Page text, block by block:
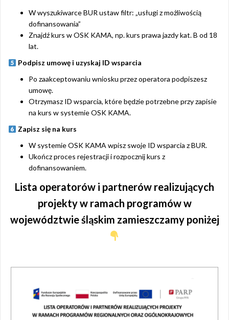
W wyszukiwarce BUR ustaw filtr: „usługi z możliwością
dofinansowania”
Znajdź kurs w OSK KAMA, np. kurs prawa jazdy kat. B od 18
lat.
Podpisz umowę i uzyskaj ID wsparcia
Po zaakceptowaniu wniosku przez operatora podpiszesz
umowę.
Otrzymasz ID wsparcia, które będzie potrzebne przy zapisie
na kurs w systemie OSK KAMA.
Zapisz się na kurs
W systemie OSK KAMA wpisz swoje ID wsparcia z BUR.
Ukończ proces rejestracji i rozpocznij kurs z
dofinansowaniem.
Lista operatorów i partnerów realizujących
projekty w ramach programów w
województwie śląskim zamieszczamy poniżej